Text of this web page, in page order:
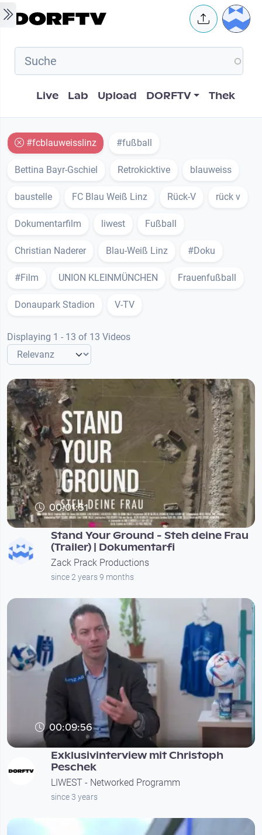
Skip to main content User
Hauptnavigation
Live Lab Upload DORFTV Thek
#fcblauweisslinz #fußball
Bettina Bayr-Gschiel Retrokicktive blauweiss
baustelle FC Blau Weiß Linz Rück-V rück v
Dokumentarfilm liwest Fußball
Christian Naderer Blau-Weiß Linz #Doku
#Film UNION KLEINMÜNCHEN Frauenfußball
Donaupark Stadion V-TV
Displaying 1 - 13 of 13 Videos
00:01:51
Stand Your Ground - Steh deine Frau
(Trailer) | Dokumentarfi
Zack Prack Productions
since 2 years 9 months
00:09:56
Exklusivinterview mit Christoph
Peschek
LIWEST - Networked Programm
since 3 years